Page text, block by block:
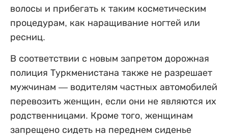
волосы и прибегать к таким косметическим
процедурам, как наращивание ногтей или
ресниц.
В соответствии с новым запретом дорожная
полиция Туркменистана также не разрешает
мужчинам — водителям частных автомобилей
перевозить женщин, если они не являются их
родственницами. Кроме того, женщинам
запрещено сидеть на переднем сиденье